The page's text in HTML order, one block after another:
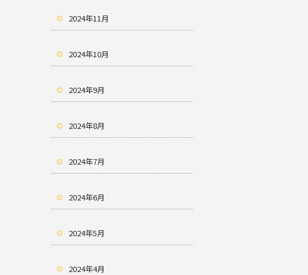
2024年11月
2024年10月
2024年9月
2024年8月
2024年7月
2024年6月
2024年5月
2024年4月